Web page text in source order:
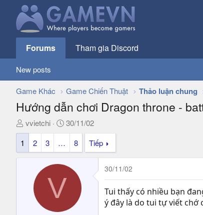
Forums Tham gia Discord
New posts
Game Khác Game Chiến Thuật Thảo luận chung
Hướng dẫn chơi Dragon throne -
T
h
e
vvietchi
N
g
y
g
30/11/02
1
2 3 … 8 Tiếp
V
30/11/02
Tui thấy có nhiều bạn
ý đây là do tui tự viết chớ